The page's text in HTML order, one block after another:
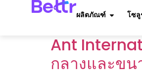
ผลิตภัณฑ์ โซ
Ant
กลางและข